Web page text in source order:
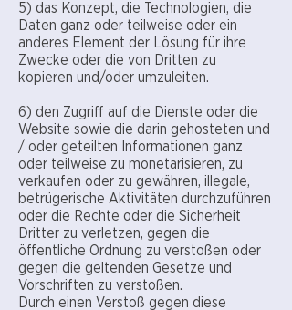
5) das Konzept, die Technologien, die
Daten ganz oder teilweise oder ein
anderes Element der Lösung für ihre
Zwecke oder die von Dritten zu
kopieren und/oder umzuleiten.
6) den Zugriff auf die Dienste oder die
Website sowie die darin gehosteten und
/ oder geteilten Informationen ganz
oder teilweise zu monetarisieren, zu
verkaufen oder zu gewähren, illegale,
betrügerische Aktivitäten durchzuführen
oder die Rechte oder die Sicherheit
Dritter zu verletzen, gegen die
öffentliche Ordnung zu verstoßen oder
gegen die geltenden Gesetze und
Vorschriften zu verstoßen.
Durch einen Verstoß gegen diese